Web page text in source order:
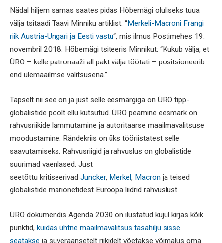
Nädal hiljem samas saates pidas Hõbemägi oluliseks tuua
välja tsitaadi Taavi Minniku artiklist: “Merkeli-Macroni Frangi
riik Austria-Ungari ja Eesti vastu“, mis ilmus Postimehes 19.
novembril 2018. Hõbemägi tsiteeris Minnikut: “Kukub välja, et
ÜRO – kelle patronaaži all pakt välja töötati – positsioneerib
end ülemaailmse valitsusena.”
Täpselt nii see on ja just selle eesmärgiga on ÜRO tipp-
globalistide poolt ellu kutsutud. ÜRO peamine eesmärk on
rahvusriikide lammutamine ja autoritaarse maailmavalitsuse
moodustamine. Rändekriis on üks tööriistatest selle
saavutamiseks. Rahvusriigid ja rahvuslus on globalistide
suurimad vaenlased. Just
seetõttu kritiseerivad Juncker, Merkel, Macron ja teised
globalistide marionetidest Euroopa liidrid rahvuslust.
ÜRO dokumendis Agenda 2030 on ilustatud kujul kirjas kõik
punktid, kuidas ühtne maailmavalitsus tasahilju sisse
seatakse ja suveräänsetelt riikidelt võetakse võimalus oma